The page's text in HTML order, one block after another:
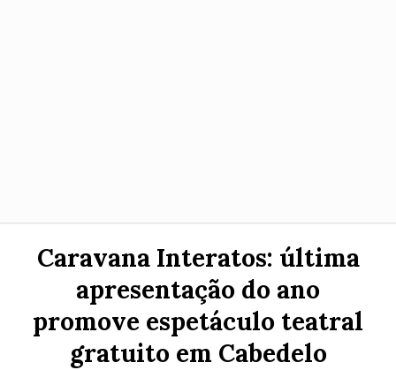
Caravana Interatos: última
apresentação do ano
promove espetáculo teatral
gratuito em Cabedelo